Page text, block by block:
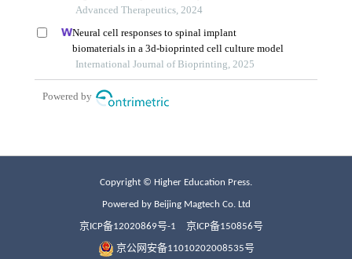
Copyright © Higher Education Press.
Powered by Beijing Magtech Co. Ltd
京ICP备12020869号-1 京ICP备150856号
京公网安备11010202008535号